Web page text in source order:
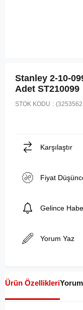
Stanley 2-10-
Adet ST210099
STOK KODU
Karşılaştır
Fiyat
Gelince
Yorum Yaz
Ürün Özellikleri